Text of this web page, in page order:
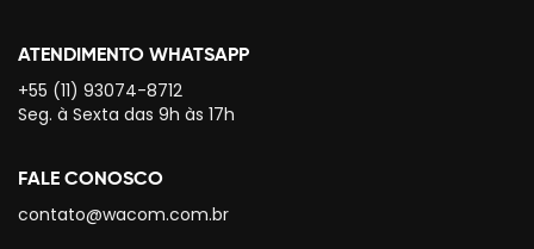
ATENDIMENTO WHATSAPP
+55 (11) 93074-8712
Seg. à Sexta das 9h às 17h
FALE CONOSCO
contato@wacom.com.br